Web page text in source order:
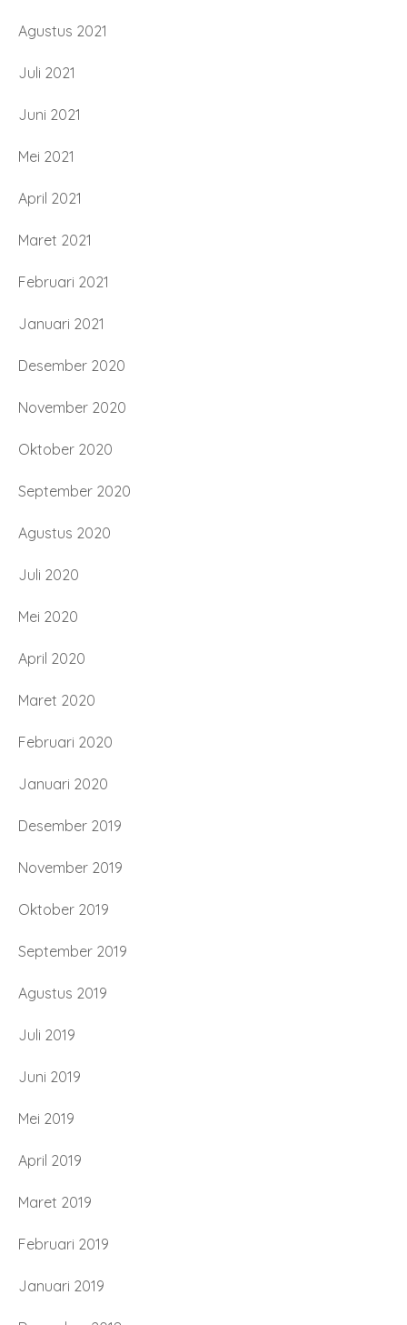
Agustus 2021
Juli 2021
Juni 2021
Mei 2021
April 2021
Maret 2021
Februari 2021
Januari 2021
Desember 2020
November 2020
Oktober 2020
September 2020
Agustus 2020
Juli 2020
Mei 2020
April 2020
Maret 2020
Februari 2020
Januari 2020
Desember 2019
November 2019
Oktober 2019
September 2019
Agustus 2019
Juli 2019
Juni 2019
Mei 2019
April 2019
Maret 2019
Februari 2019
Januari 2019